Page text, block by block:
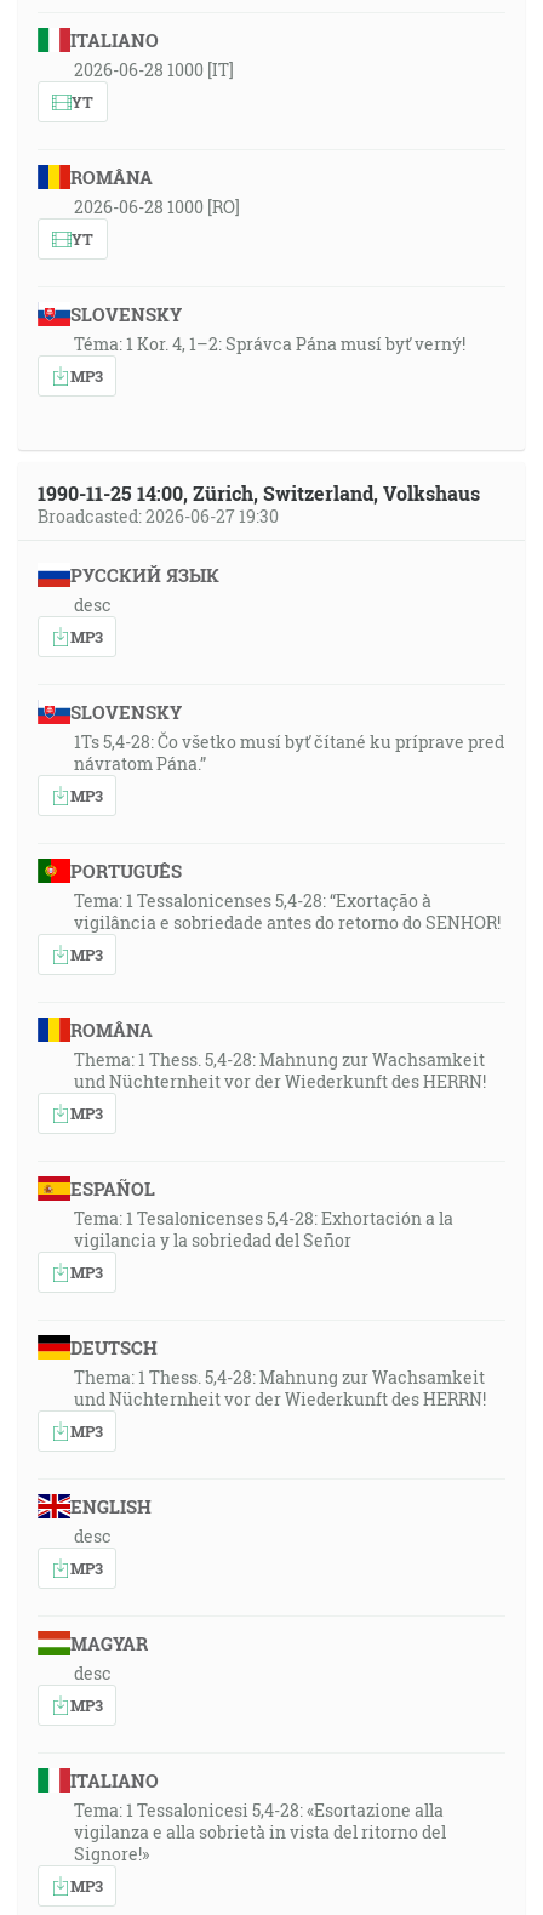
ITALIANO
2026-06-28 1000 [IT]
YT
ROMÂNA
2026-06-28 1000 [RO]
YT
SLOVENSKY
Téma: 1 Kor. 4, 1–2: Správca Pána musí byť verný!
MP3
1990-11-25 14:00, Zürich, Switzerland, Volkshaus
Broadcasted: 2026-06-27 19:30
РУССКИЙ ЯЗЫК
desc
MP3
SLOVENSKY
1Ts 5,4-28: Čo všetko musí byť čítané ku príprave pred
návratom Pána.”
MP3
PORTUGUÊS
Tema: 1 Tessalonicenses 5,4-28: “Exortação à
vigilância e sobriedade antes do retorno do SENHOR!
MP3
ROMÂNA
Thema: 1 Thess. 5,4-28: Mahnung zur Wachsamkeit
und Nüchternheit vor der Wiederkunft des HERRN!
MP3
ESPAÑOL
Tema: 1 Tesalonicenses 5,4-28: Exhortación a la
vigilancia y la sobriedad del Señor
MP3
DEUTSCH
Thema: 1 Thess. 5,4-28: Mahnung zur Wachsamkeit
und Nüchternheit vor der Wiederkunft des HERRN!
MP3
ENGLISH
desc
MP3
MAGYAR
desc
MP3
ITALIANO
Tema: 1 Tessalonicesi 5,4-28: «Esortazione alla
vigilanza e alla sobrietà in vista del ritorno del
Signore!»
MP3